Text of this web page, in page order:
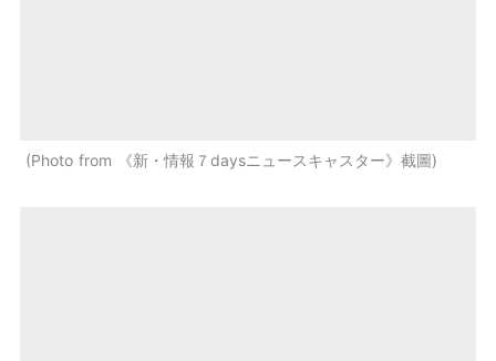
Photo from 《新・情報７daysニュースキャスター》截圖